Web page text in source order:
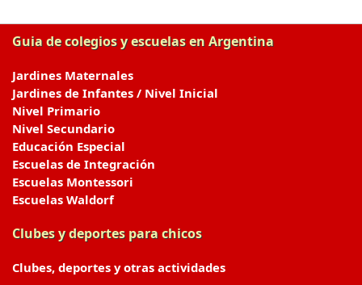
Guia de colegios y escuelas en Argentina
Jardines Maternales
Jardines de Infantes / Nivel Inicial
Nivel Primario
Nivel Secundario
Educación Especial
Escuelas de Integración
Escuelas Montessori
Escuelas Waldorf
Clubes y deportes para chicos
Clubes, deportes y otras actividades